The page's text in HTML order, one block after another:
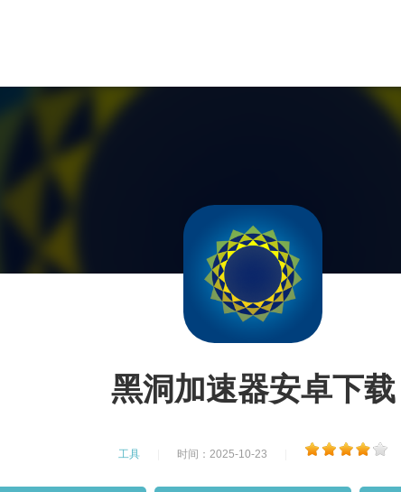
黑洞加速器安卓下载
工具 时间：2025-10-23